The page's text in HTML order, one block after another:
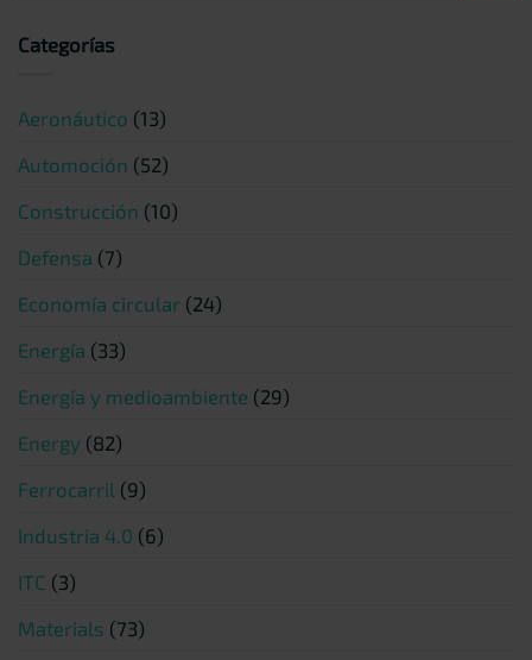
Categorías
Aeronáutico (13)
Automoción (52)
Construcción (10)
Defensa (7)
Economía circular (24)
Energía (33)
Energía y medioambiente (29)
Energy (82)
Ferrocarril (9)
Industria 4.0 (6)
ITC (3)
Materials (73)